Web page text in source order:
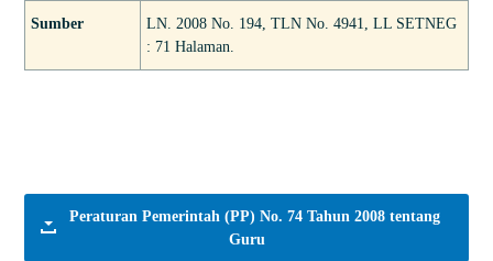
Sumber
LN. 2008 No. 194, TLN No. 4941, LL SETNEG
: 71 Halaman.
Peraturan Pemerintah (PP) No. 74 Tahun 2008 tentang
Guru